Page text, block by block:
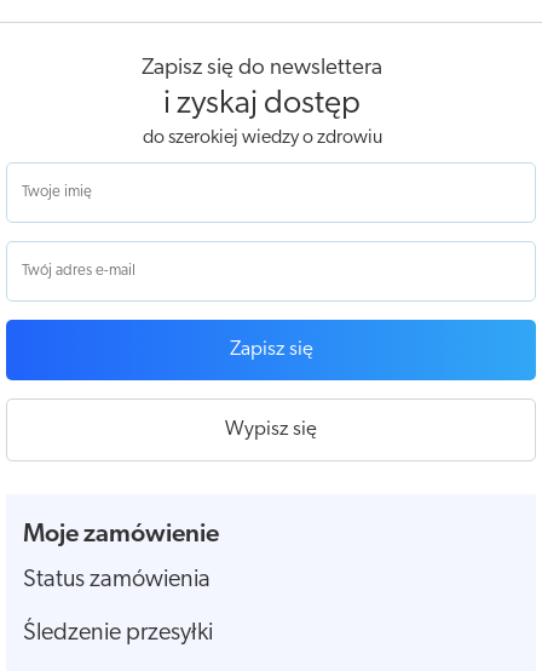
Zapisz się do newslettera
i zyskaj dostęp
do szerokiej wiedzy o zdrowiu
Zapisz się
Wypisz się
Moje zamówienie
Status zamówienia
Śledzenie przesyłki